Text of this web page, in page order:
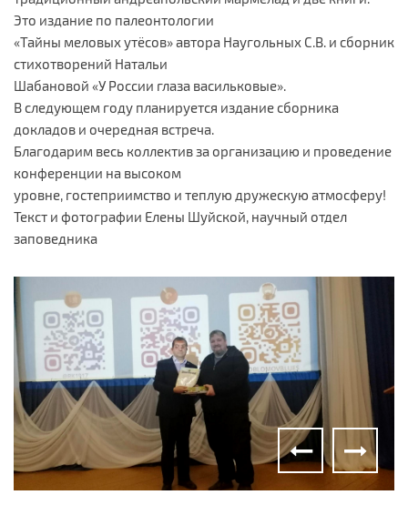
Это издание по палеонтологии
«Тайны меловых утёсов» автора Наугольных С.В. и сборник
стихотворений Натальи
Шабановой «У России глаза васильковые».
В следующем году планируется издание сборника
докладов и очередная встреча.
Благодарим весь коллектив за организацию и проведение
конференции на высоком
уровне, гостеприимство и теплую дружескую атмосферу!
Текст и фотографии Елены Шуйской, научный отдел
заповедника